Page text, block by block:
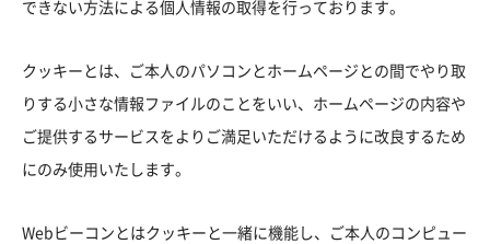
できない方法による個人情報の取得を行っております。
クッキーとは、ご本人のパソコンとホームページとの間でやり取
りする小さな情報ファイルのことをいい、ホームページの内容や
ご提供するサービスをよりご満足いただけるように改良するため
にのみ使用いたします。
Webビーコンとはクッキーと一緒に機能し、ご本人のコンピュー